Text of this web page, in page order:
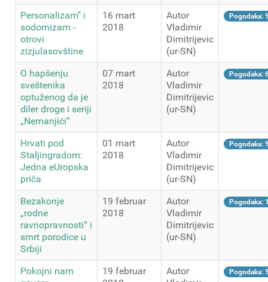
Personalizam" i
sodomizam -
otrovi
zizjulasovštine
16 mart
2018
Autor
Vladimir
Dimitrijevic
(ur-SN)
Pogodaka:
O hapšenju
sveštenika
optuženog da je
diler droge i seriji
„Nemanjići“
07 mart
2018
Autor
Vladimir
Dimitrijevic
(ur-SN)
Pogodaka:
Hrvati pod
Staljingradom:
Jedna eUropska
priča
01 mart
2018
Autor
Vladimir
Dimitrijevic
(ur-SN)
Pogodaka:
Bezakonje
„rodne
ravnopravnosti“ i
smrt porodice u
Srbiji
19 februar
2018
Autor
Vladimir
Dimitrijevic
(ur-SN)
Pogodaka:
Pokojni nam
19 februar
Autor
Pogodaka: